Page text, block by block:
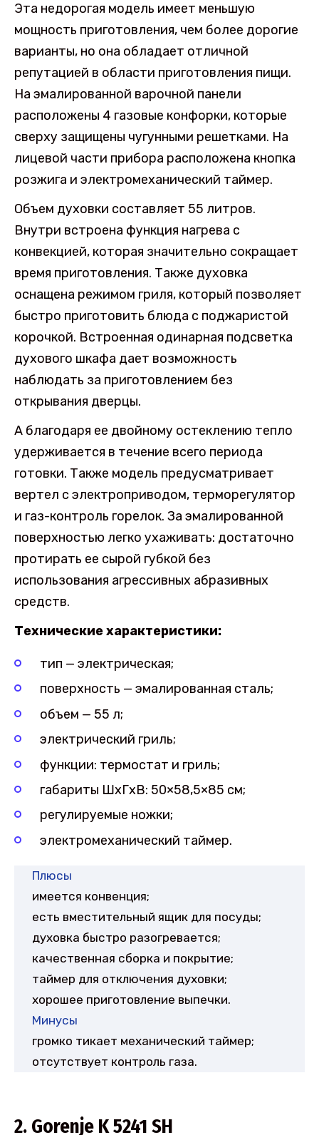
Эта недорогая модель имеет меньшую
мощность приготовления, чем более дорогие
варианты, но она обладает отличной
репутацией в области приготовления пищи.
На эмалированной варочной панели
расположены 4 газовые конфорки, которые
сверху защищены чугунными решетками. На
лицевой части прибора расположена кнопка
розжига и электромеханический таймер.
Объем духовки составляет 55 литров.
Внутри встроена функция нагрева с
конвекцией, которая значительно сокращает
время приготовления. Также духовка
оснащена режимом гриля, который позволяет
быстро приготовить блюда с поджаристой
корочкой. Встроенная одинарная подсветка
духового шкафа дает возможность
наблюдать за приготовлением без
открывания дверцы.
А благодаря ее двойному остеклению тепло
удерживается в течение всего периода
готовки. Также модель предусматривает
вертел с электроприводом, терморегулятор
и газ-контроль горелок. За эмалированной
поверхностью легко ухаживать: достаточно
протирать ее сырой губкой без
использования агрессивных абразивных
средств.
Технические характеристики:
тип — электрическая;
поверхность — эмалированная сталь;
объем — 55 л;
электрический гриль;
функции: термостат и гриль;
габариты ШхГхВ: 50×58,5×85 см;
регулируемые ножки;
электромеханический таймер.
Плюсы
имеется конвенция;
есть вместительный ящик для посуды;
духовка быстро разогревается;
качественная сборка и покрытие;
таймер для отключения духовки;
хорошее приготовление выпечки.
Минусы
громко тикает механический таймер;
отсутствует контроль газа.
2. Gorenje K 5241 SH